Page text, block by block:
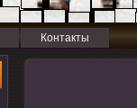
Контакты